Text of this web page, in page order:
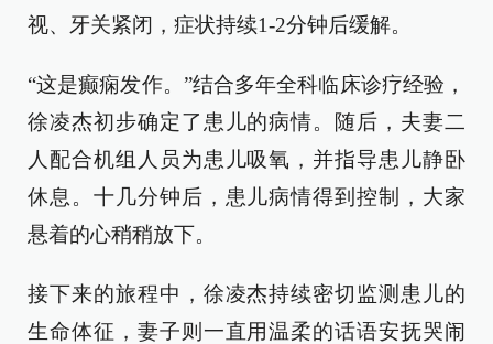
视、牙关紧闭，症状持续1-2分钟后缓解。
“这是癫痫发作。”结合多年全科临床诊疗经验，
徐凌杰初步确定了患儿的病情。随后，夫妻二
人配合机组人员为患儿吸氧，并指导患儿静卧
休息。十几分钟后，患儿病情得到控制，大家
悬着的心稍稍放下。
接下来的旅程中，徐凌杰持续密切监测患儿的
生命体征，妻子则一直用温柔的话语安抚哭闹